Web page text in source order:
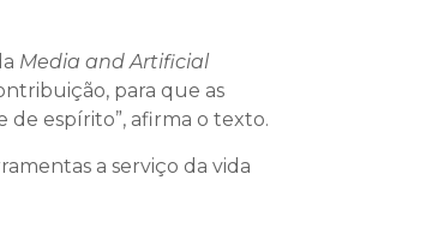
Media and Artificial
para que as
de espírito”, afirma o texto.
a serviço da vida